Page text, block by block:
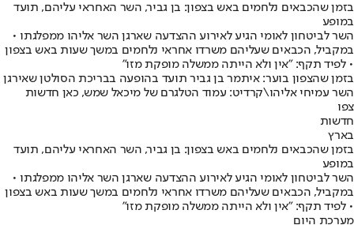
בזמן שהכבאים נלחמים באש בצפון: בן גביר, השר האחראי עליהם, תועד
במופע
השר לביטחון לאומי הגיע לאירוע ההצדעה שארגן השר אליהו ממפלגתו •
במקביל, הכבאים שעליהם משרדו אחראי נלחמים במשך שעות באש בצפון
• לפיד תקף: "אין ולא הייתה ממשלה מופקת מזו"
בזמן שהצפון בוער: איתמר בן גביר תועד בהופעה בבריכת הסולטן שאירגן
השר עמיחי אליהו\קרדיט: עמוד הטלגרם של מיכאל שמש, כאן חדשות
צפו
חדשות
בארץ
בזמן שהכבאים נלחמים באש בצפון: בן גביר, השר האחראי עליהם, תועד
במופע
השר לביטחון לאומי הגיע לאירוע ההצדעה שארגן השר אליהו ממפלגתו •
במקביל, הכבאים שעליהם משרדו אחראי נלחמים במשך שעות באש בצפון
• לפיד תקף: "אין ולא הייתה ממשלה מופקת מזו"
מערכת היום